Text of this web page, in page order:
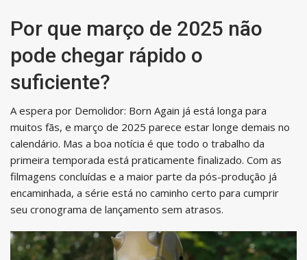
Por que março de 2025 não
pode chegar rápido o
suficiente?
A espera por Demolidor: Born Again já está longa para
muitos fãs, e março de 2025 parece estar longe demais no
calendário. Mas a boa notícia é que todo o trabalho da
primeira temporada está praticamente finalizado. Com as
filmagens concluídas e a maior parte da pós-produção já
encaminhada, a série está no caminho certo para cumprir
seu cronograma de lançamento sem atrasos.